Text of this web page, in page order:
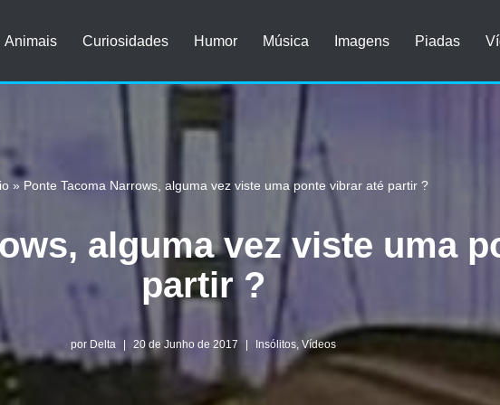
Animais Curiosidades Humor Música Imagens Piadas
» Ponte Tacoma Narrows, alguma vez viste uma ponte vibrar até partir ?
alguma vez viste uma
partir ?
por Delta 20 de Junho de 2017 Insólitos, Vídeos